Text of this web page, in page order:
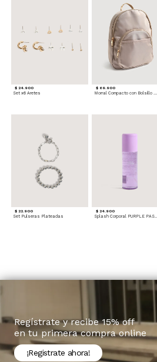
$ 24.900
Set x6 Aretes
$ 69.900
Morral Compacto con Bolsillo Frontal
$ 22.900
Set Pulseras Plateadas
$ 24.900
Splash Corporal PURPLE PASSION - Floral
Regístrate y recibe 15% off
en tu primera compra online
¡Registrate ahora!